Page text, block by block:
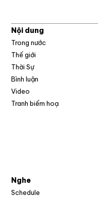
Nội dung
Trong nước
Thế giới
Thời Sự
Bình luận
Video
Tranh biếm hoạ
Nghe
Schedule